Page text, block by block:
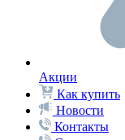
Акции
Как купить
Новости
Контакты